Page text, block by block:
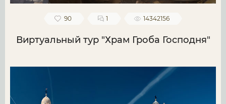
90 1 14342156
Виртуальный тур "Храм Гроба Господня"